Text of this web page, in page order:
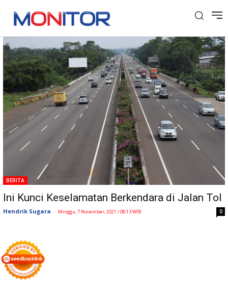
Tag: Eko Reksodipuro
BERITA
Ini Kunci Keselamatan Berkendara di Jalan Tol
Hendrik Sugara - Minggu, 7 November, 2021 / 08:13 WIB 0